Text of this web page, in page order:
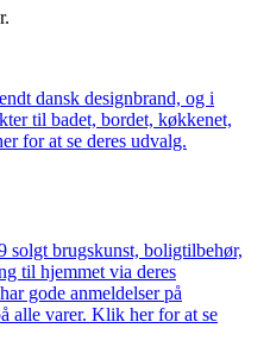
dansk designbrand, og i
til badet, bordet, køkkenet,
for at se deres udvalg.
solgt brugskunst, boligtilbehør,
til hjemmet via deres
gode anmeldelser på
alle varer. Klik her for at se